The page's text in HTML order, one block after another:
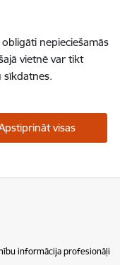
nepieciešamās
vietnē var tikt
sīkdatnes.
visas
informācija